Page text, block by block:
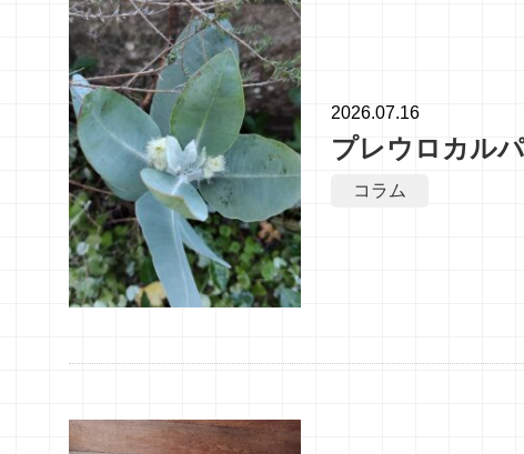
2026.07.16
プレウロカル
コラム